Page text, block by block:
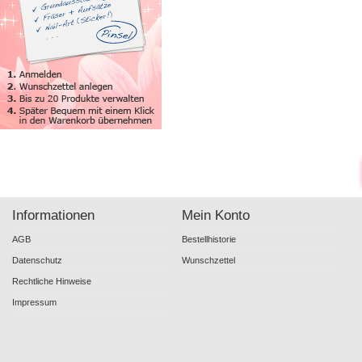
Informationen
AGB
Datenschutz
Rechtliche Hinweise
Impressum
Mein Konto
Bestellhistorie
Wunschzettel